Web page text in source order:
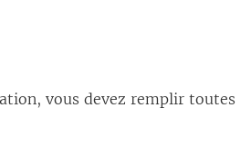
vous devez remplir toutes